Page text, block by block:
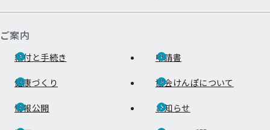
ご案内
給付と手続き 申請書
健康づくり 協会けんぽについて
情報公開 お知らせ